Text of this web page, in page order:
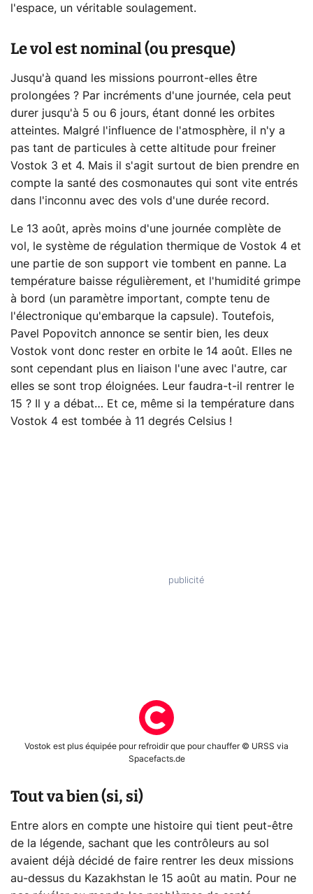
l'espace, un véritable soulagement.
Le vol est nominal (ou presque)
Jusqu'à quand les missions pourront-elles être
prolongées ? Par incréments d'une journée, cela peut
durer jusqu'à 5 ou 6 jours, étant donné les orbites
atteintes. Malgré l'influence de l'atmosphère, il n'y a
pas tant de particules à cette altitude pour freiner
Vostok 3 et 4. Mais il s'agit surtout de bien prendre en
compte la santé des cosmonautes qui sont vite entrés
dans l'inconnu avec des vols d'une durée record.
Le 13 août, après moins d'une journée complète de
vol, le système de régulation thermique de Vostok 4 et
une partie de son support vie tombent en panne. La
température baisse régulièrement, et l'humidité grimpe
à bord (un paramètre important, compte tenu de
l'électronique qu'embarque la capsule). Toutefois,
Pavel Popovitch annonce se sentir bien, les deux
Vostok vont donc rester en orbite le 14 août. Elles ne
sont cependant plus en liaison l'une avec l'autre, car
elles se sont trop éloignées. Leur faudra-t-il rentrer le
15 ? Il y a débat… Et ce, même si la température dans
Vostok 4 est tombée à 11 degrés Celsius !
Vostok est plus équipée pour refroidir que pour chauffer © URSS via
Spacefacts.de
Tout va bien (si, si)
Entre alors en compte une histoire qui tient peut-être
de la légende, sachant que les contrôleurs au sol
avaient déjà décidé de faire rentrer les deux missions
au-dessus du Kazakhstan le 15 août au matin. Pour ne